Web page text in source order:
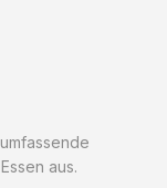
aus.